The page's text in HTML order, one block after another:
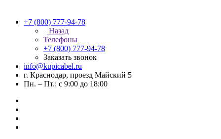
+7 (800) 777-94-78
Назад
Телефоны
+7 (800) 777-94-78
Заказать звонок
info@kupicabel.ru
г. Краснодар, проезд Майский 5
Пн. – Пт.: с 9:00 до 18:00